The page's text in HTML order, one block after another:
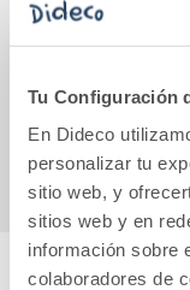
Tu Configuración
En Dideco
personalizar tu
sitio web, y
sitios web y en
información sobre
colaboradores de
5,95€
Comprar